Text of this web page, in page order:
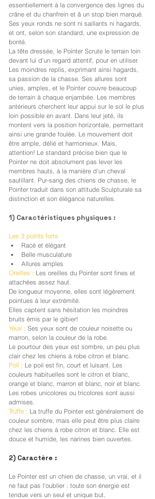
essentiellement à la convergence des lignes du
crâne et du chanfrein et â un stop bien marqué.
Ses yeux ronds ne sont ni saillants ni hagards,
et ont, selon son standard, une expression de
bonté.
La tête dressée, le Pointer Scrute le terrain loin
devant lui d'un regard attentif, pour en utiliser.
Les moindres replis, exprimant ainsi hagards,
sa passion de la chasse. Ses allures sont
unies, amples, et le Pointer couvre beaucoup
de terrain à chaque enjambée. Les membres
antérieurs cherchent leur appui sur le sol le plus
loin possible en avant. Dans leur jeté, ils
montent vers la position horizontale, permettant
ainsi une grande foulée. Le mouvement doit
être ample, délié et harmonieux. Mais,
attention! Le standard précise bien que le
Pointer ne doit absolument pas lever les
membres hauts, à la manière d'un cheval
sautillant. Pur-sang des chiens de chasse, le
Pointer traduit dans son attitude Sculpturale sa
distinction et son élégance naturelles.
1) Caractéristiques physiques :
Les 3 points forts
Racé et élégant
Belle musculature
Allures amples
Oreilles : Les oreilles du Pointer sont fines et
attachées assez haut.
De longueur moyenne, elles sont légèrement
pointues à leur extrémité.
Elles captent sans hésitation les moindres
bruits émis par le gibier!
Yeux : Ses yeux sont de couleur noisette ou
marron, selon la couleur de la robe.
Le pourtour des yeux est sombre, un peu plus
clair chez les chiens à robe citron et blanc.
Poil : Le poil est fin, court et luisant. Les
couleurs habituelles sont le citron et blanc,
orange et blanc, marron et blanc, noir et blanc.
Les robes unicolores ou tricolores sont aussi
admises.
Truffe : La truffe du Pointer est généralement de
couleur sombre, mais elle peut être plus claire
chez les chiens à robe citron et blanc. Elle est
douce et humide, les narines bien ouvertes.
2) Caractère :
Le Pointer est un chien de chasse, un vrai, et il
ne faut pas l'oublier : toute son énergie est
tendue vers un seul et unique but,